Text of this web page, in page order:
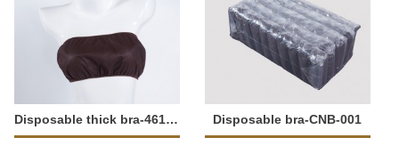
Disposable thick bra-46103 Disposable bra-CNB-001